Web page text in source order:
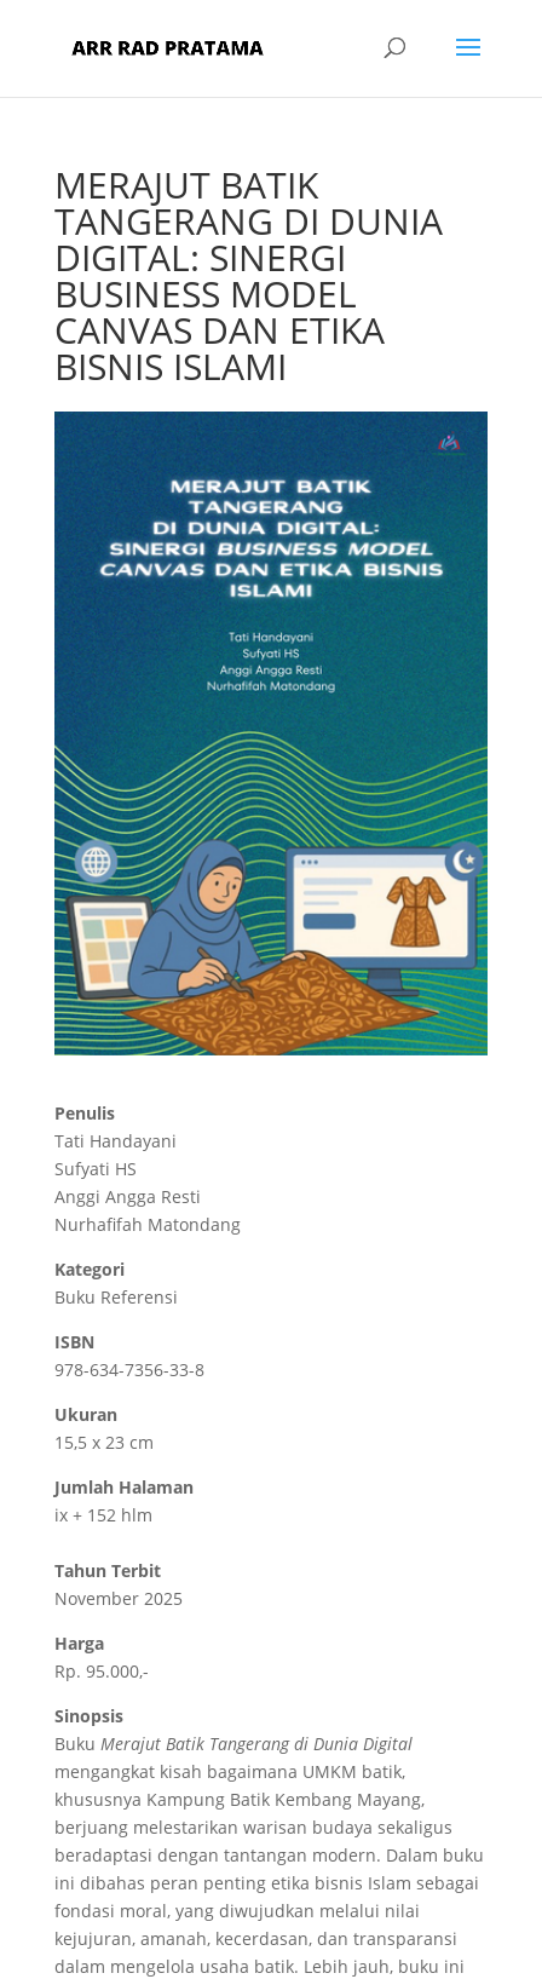
MERAJUT BATIK
TANGERANG DI DUNIA
DIGITAL: SINERGI
BUSINESS MODEL
CANVAS DAN ETIKA
BISNIS ISLAMI
Penulis
Tati Handayani
Sufyati HS
Anggi Angga Resti
Nurhafifah Matondang
Kategori
Buku Referensi
ISBN
978-634-7356-33-8
Ukuran
15,5 x 23 cm
Jumlah Halaman
ix + 152 hlm
Tahun Terbit
November 2025
Harga
Rp. 95.000,-
Sinopsis
Buku Merajut Batik Tangerang di Dunia Digital
mengangkat kisah bagaimana UMKM batik,
khususnya Kampung Batik Kembang Mayang,
berjuang melestarikan warisan budaya sekaligus
beradaptasi dengan tantangan modern. Dalam buku
ini dibahas peran penting etika bisnis Islam sebagai
fondasi moral, yang diwujudkan melalui nilai
kejujuran, amanah, kecerdasan, dan transparansi
dalam mengelola usaha batik. Lebih jauh, buku ini